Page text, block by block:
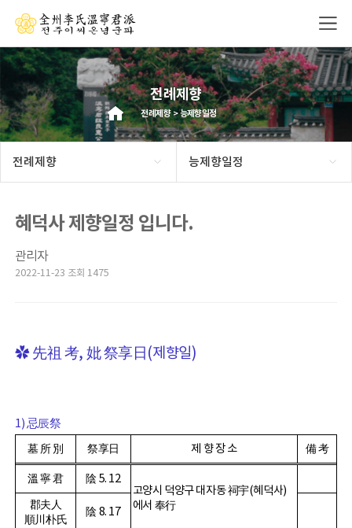
전례제향
전례제향 > 능제향일정
전례제향 능제향일정
혜덕사 제향일정 입니다.
관리자
2022-11-23 조회 1475
✿先祖 考, 妣 祭享日(제향일)
1)忌辰祭
墓 所 別
祭享日 제 향 장 소 備 考
溫 寧 君 陰 5. 12
고양시 덕양구 대자동祠宇(혜덕사)
에서 奉行
郡夫人
順川朴氏
陰 8. 17